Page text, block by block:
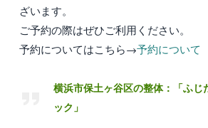
ざいます。
ご予約の際はぜひご利用ください。
予約についてはこちら→予約について
横浜市保土ヶ谷区の整体：「ふじ
ック」